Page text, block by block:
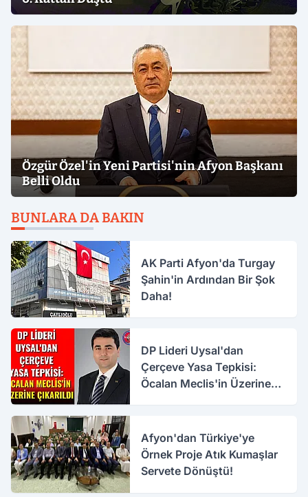
Özgür Özel'in Yeni Partisi'nin Afyon Başkanı
Belli Oldu
BUNLARA DA BAKIN
AK Parti Afyon'da Turgay
Şahin'in Ardından Bir Şok
Daha!
DP Lideri Uysal'dan
Çerçeve Yasa Tepkisi:
Öcalan Meclis'in Üzerine
Afyon'dan Türkiye'ye
Örnek Proje Atık Kumaşlar
Servete Dönüştü!